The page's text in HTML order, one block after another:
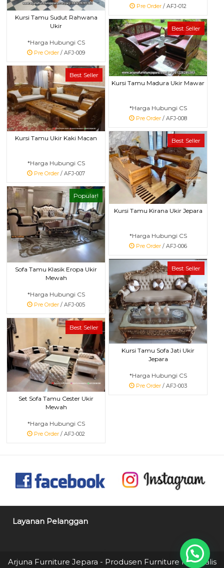
Pre Order / AFJ-012
Kursi Tamu Sudut Rahwana
Ukir
*Harga Hubungi CS
Pre Order / AFJ-009
Best Seller
Kursi Tamu Madura Ukir Mawar
*Harga Hubungi CS
Pre Order / AFJ-008
Best Seller
Kursi Tamu Ukir Kaki Macan
*Harga Hubungi CS
Pre Order / AFJ-007
Best Seller
Kursi Tamu Kirana Ukir Jepara
*Harga Hubungi CS
Pre Order / AFJ-006
Popular!
Sofa Tamu Klasik Eropa Ukir
Mewah
*Harga Hubungi CS
Pre Order / AFJ-005
Best Seller
Kursi Tamu Sofa Jati Ukir
Jepara
*Harga Hubungi CS
Pre Order / AFJ-003
Best Seller
Set Sofa Tamu Cester Ukir
Mewah
*Harga Hubungi CS
Pre Order / AFJ-002
Layanan Pelanggan
Arjuna Furniture Jepara - Produsen Furniture Minimalis